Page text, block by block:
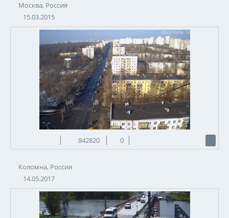
Москва, Россия
15.03.2015
842820 0
Коломна, Россия
14.05.2017